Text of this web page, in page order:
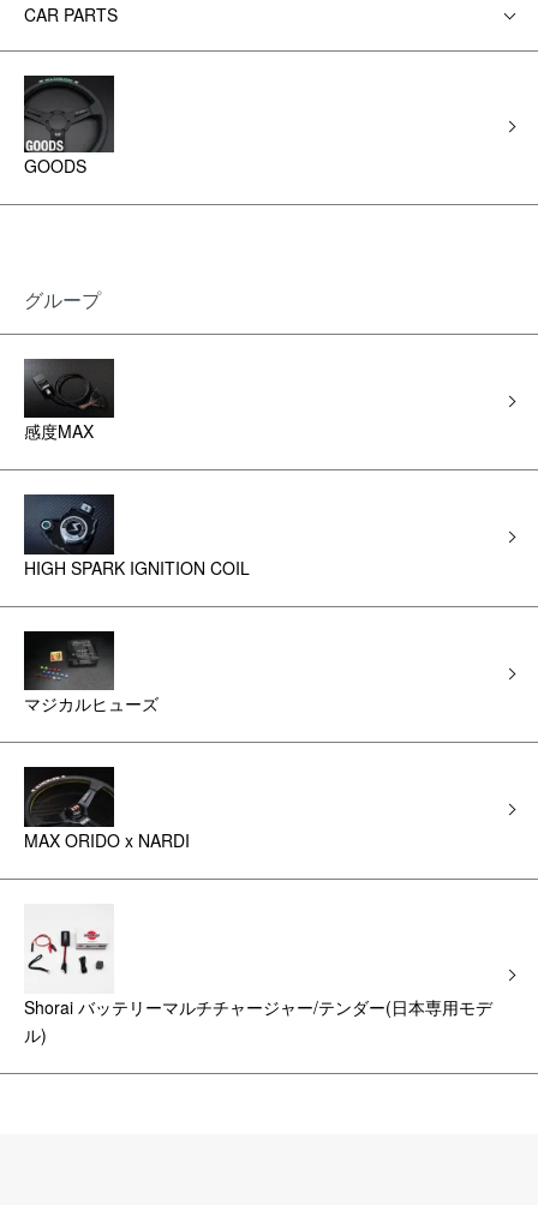
CAR PARTS
GOODS
グループ
感度MAX
HIGH SPARK IGNITION COIL
マジカルヒューズ
MAX ORIDO x NARDI
Shorai バッテリーマルチチャージャー/テンダー(日本専用モデ
ル)